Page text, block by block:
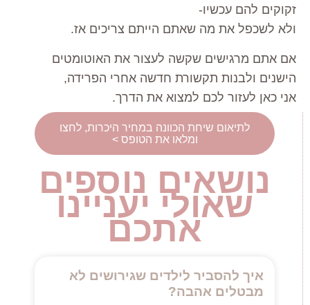
זקוקים להם עכשיו-
ולא לשכפל את מה שאתם הייתם צריכים אז.
אם אתם מרגישים שקשה לעצור את האוטומטים
הישנים ולבנות תקשורת חדשה אחרי הפרידה,
אני כאן לעזור לכם למצוא את הדרך.
לתיאום שיחת הכוונה במחיר היכרות, לחצו
ומלאו את הטופס >
נושאים נוספים
שאולי יעניינו
אתכם
איך להסביר לילדים שגירושים לא
מבטלים אהבה?